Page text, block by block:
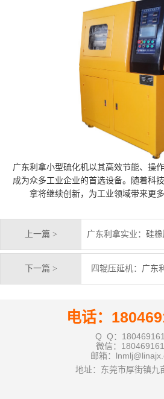
广东利拿小型硫化机以其高效节能、操
成为众多工业企业的首选设备。随着科
拿将继续创新，为工业领域带来更
上一篇 > 广东利拿实业：硅
下一篇 > 四辊压延机：广东
电话：
Q Q：
微信：
邮箱：
地址：东莞市厚街镇九